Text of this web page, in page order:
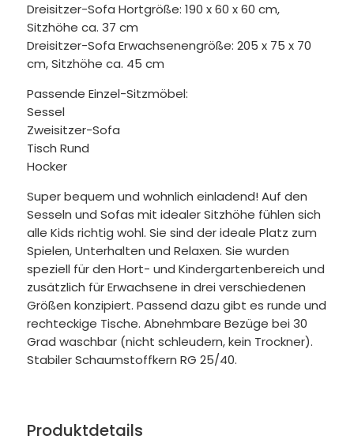
Dreisitzer-Sofa Hortgröße: 190 x 60 x 60 cm,
Sitzhöhe ca. 37 cm
Dreisitzer-Sofa Erwachsenengröße: 205 x 75 x 70
cm, Sitzhöhe ca. 45 cm
Passende Einzel-Sitzmöbel:
Sessel
Zweisitzer-Sofa
Tisch Rund
Hocker
Super bequem und wohnlich einladend! Auf den
Sesseln und Sofas mit idealer Sitzhöhe fühlen sich
alle Kids richtig wohl. Sie sind der ideale Platz zum
Spielen, Unterhalten und Relaxen. Sie wurden
speziell für den Hort- und Kindergartenbereich und
zusätzlich für Erwachsene in drei verschiedenen
Größen konzipiert. Passend dazu gibt es runde und
rechteckige Tische. Abnehmbare Bezüge bei 30
Grad waschbar (nicht schleudern, kein Trockner).
Stabiler Schaumstoffkern RG 25/40.
Produktdetails